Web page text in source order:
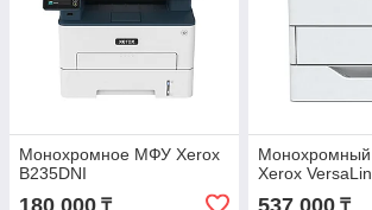
Монохромное МФУ Xerox
B235DNI
Монохромный
Xerox